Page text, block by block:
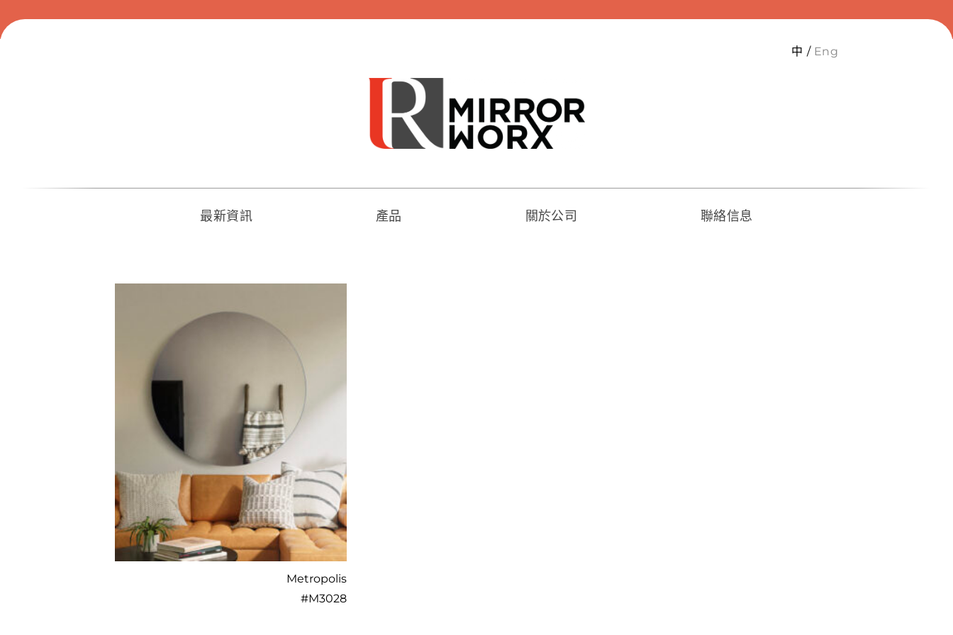
to
content
Eng
中
最新資訊 產品 關於公司 聯絡信息
Metropolis
#M3028